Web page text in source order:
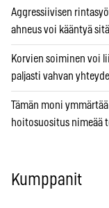
Aggressiivisen
ahneus voi kääntyä
Korvien soiminen voi
paljasti vahvan
Tämän moni
hoitosuositus nimeää
Kumppanit